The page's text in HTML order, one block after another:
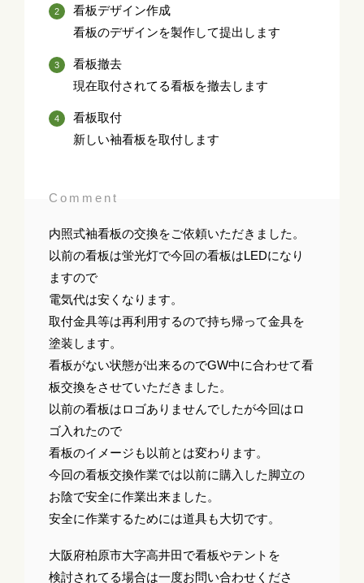
看板デザイン作成
看板のデザインを製作して提出します
看板撤去
現在取付されてる看板を撤去します
看板取付
新しい袖看板を取付します
Comment
内照式袖看板の交換をご依頼いただきました。
以前の看板は蛍光灯で今回の看板はLEDになり
ますので
電気代は安くなります。
取付金具等は再利用するので持ち帰って金具を
塗装します。
看板がない状態が出来るのでGW中に合わせて看
板交換をさせていただきました。
以前の看板はロゴありませんでしたが今回はロ
ゴ入れたので
看板のイメージも以前とは変わります。
今回の看板交換作業では以前に購入した脚立の
お陰で安全に作業出来ました。
安全に作業するためには道具も大切です。
大阪府柏原市大字高井田で看板やテントを
検討されてる場合は一度お問い合わせくださ